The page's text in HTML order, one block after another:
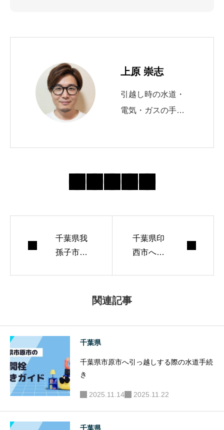
上原 崇志
引越し時の水道・
電気・ガスの手続
の最新動向を追
い、初めてでも迷
す。 週末はランニ
ングとコーヒー焙
千葉県我
孫子市へ
千葉県印
西市へ引
関連記事
千葉県
千葉県市原市へ引っ越しする際の水道手続
き
2025.11.14 2025.11.22
千葉県